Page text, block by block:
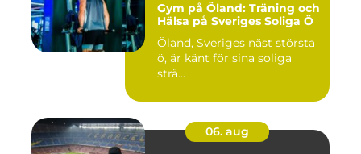
Gym på Öland: Träning och
Hälsa på Sveriges Soliga Ö
Öland, Sveriges näst största
ö, är känt för sina soliga
strä...
06. aug